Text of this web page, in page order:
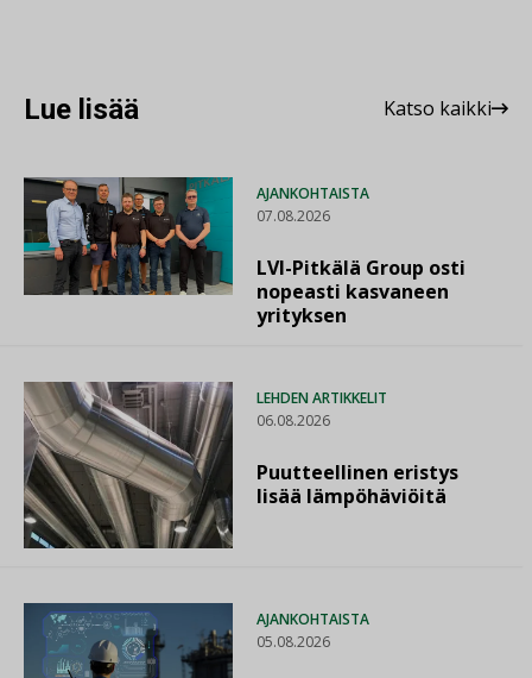
Lue lisää Katso kaikki
AJANKOHTAISTA
07.08.2026
LVI-Pitkälä Group osti
nopeasti kasvaneen
yrityksen
LEHDEN ARTIKKELIT
06.08.2026
Puutteellinen eristys
lisää lämpöhäviöitä
AJANKOHTAISTA
05.08.2026